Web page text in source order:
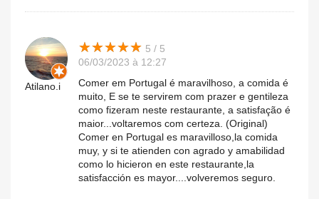
Atilano.i
★★★★★
★★★★★ 5 / 5
06/03/2023 à 12:27
Comer em Portugal é maravilhoso, a comida é
muito, E se te servirem com prazer e gentileza
como fizeram neste restaurante, a satisfação é
maior...voltaremos com certeza. (Original)
Comer en Portugal es maravilloso,la comida
muy, y si te atienden con agrado y amabilidad
como lo hicieron en este restaurante,la
satisfacción es mayor....volveremos seguro.